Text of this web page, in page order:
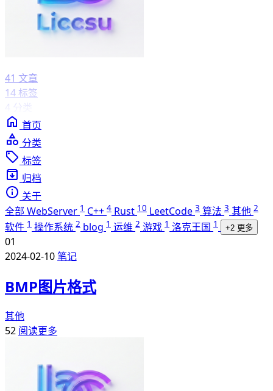
41 文章
14 标签
4 分类
首页
分类
标签
归档
关于
全部 WebServer 1 C++ 4 Rust 10 LeetCode 3 算法 3 其他 2
软件 1 操作系统 2 blog 1 运维 2 游戏 1 洛克王国 1 +2 更多
01
2024-02-10笔记
BMP图片格式
其他
52 阅读更多